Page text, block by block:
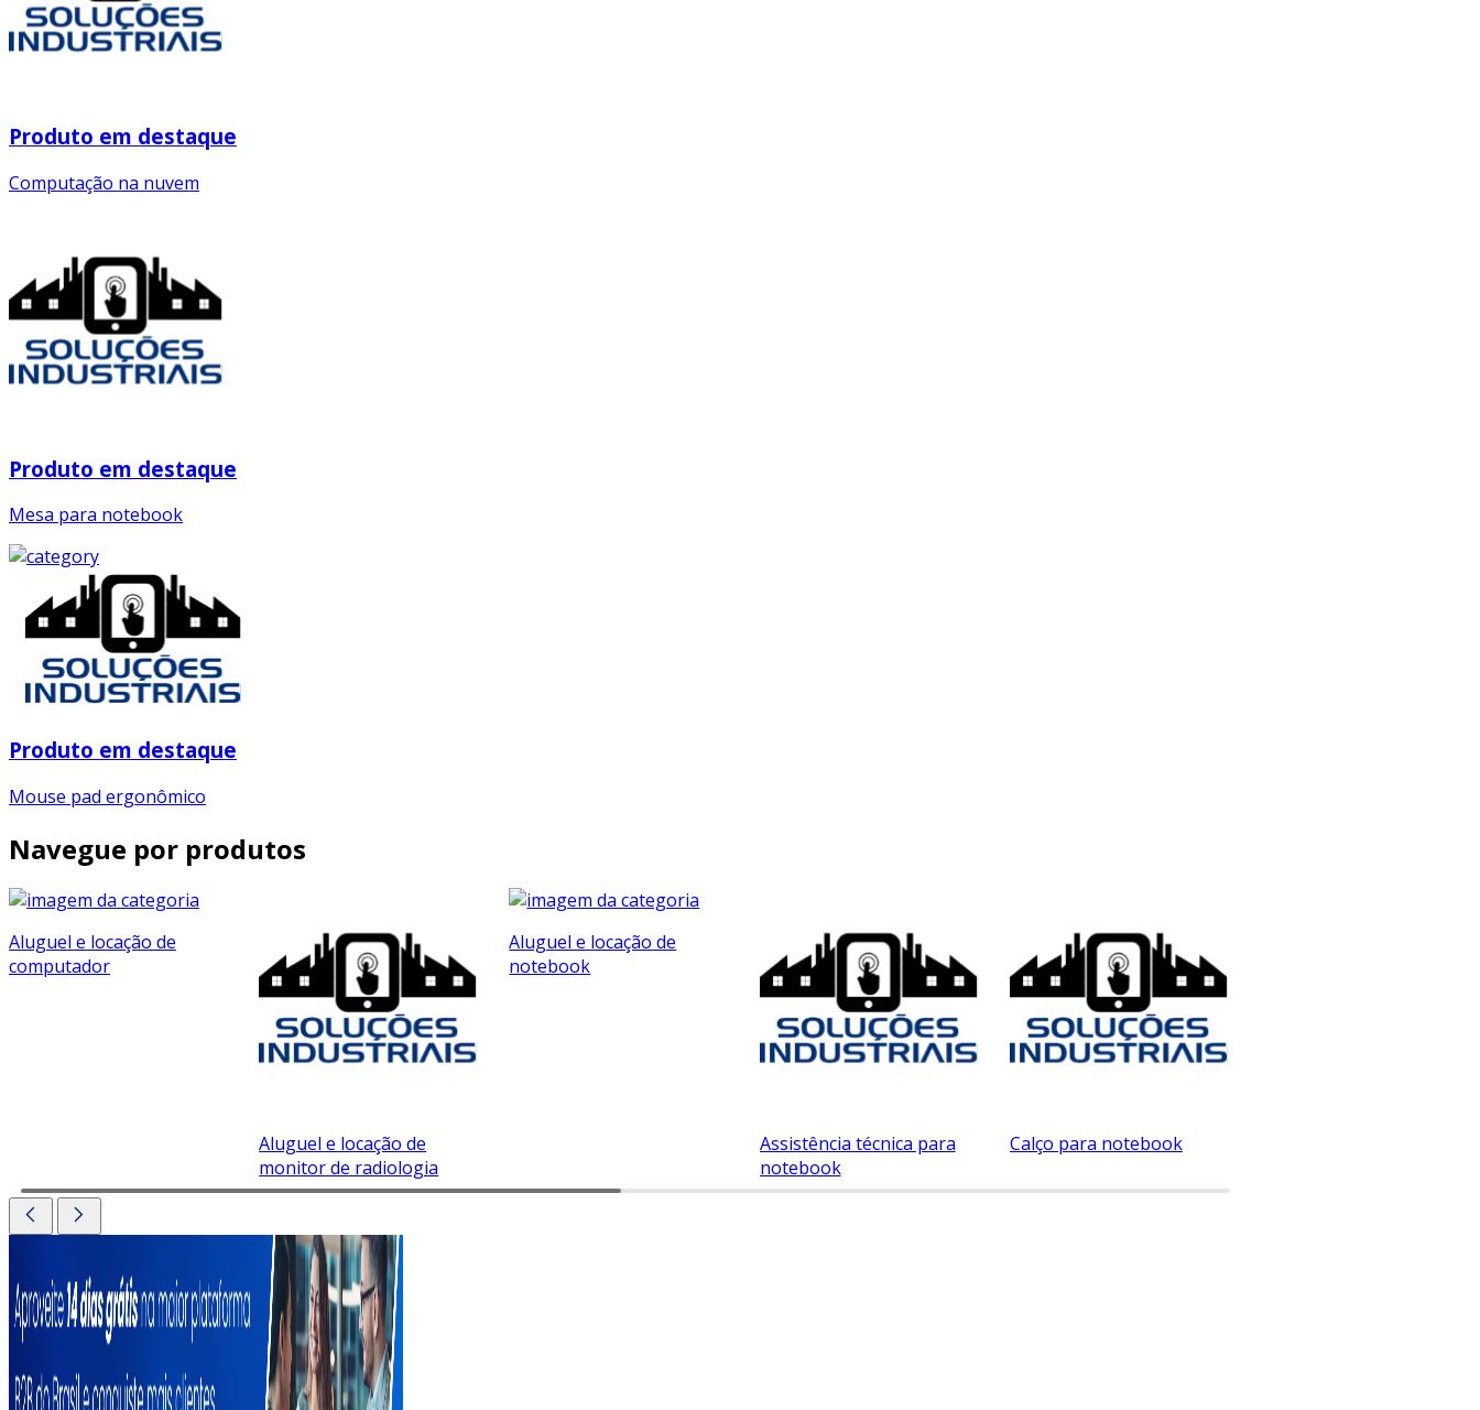
Produto em destaque
Computação na nuvem
Produto em destaque
Mesa para notebook
Produto em destaque
Mouse pad ergonômico
Navegue por produtos
Aluguel e locação de
computador
Aluguel e locação de
monitor de radiologia
Aluguel e locação de
notebook
Assistência técnica para
notebook
Calço para notebook